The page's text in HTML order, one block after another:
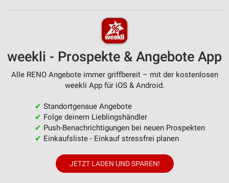
weekli - Prospekte & Angebote App
Alle RENO Angebote immer griffbereit – mit der kostenlosen
weekli App für iOS & Android.
✔ Standortgenaue Angebote
✔ Folge deinem Lieblingshändler
✔ Push-Benachrichtigungen bei neuen Prospekten
✔ Einkaufsliste - Einkauf stressfrei planen
JETZT LADEN UND SPAREN!